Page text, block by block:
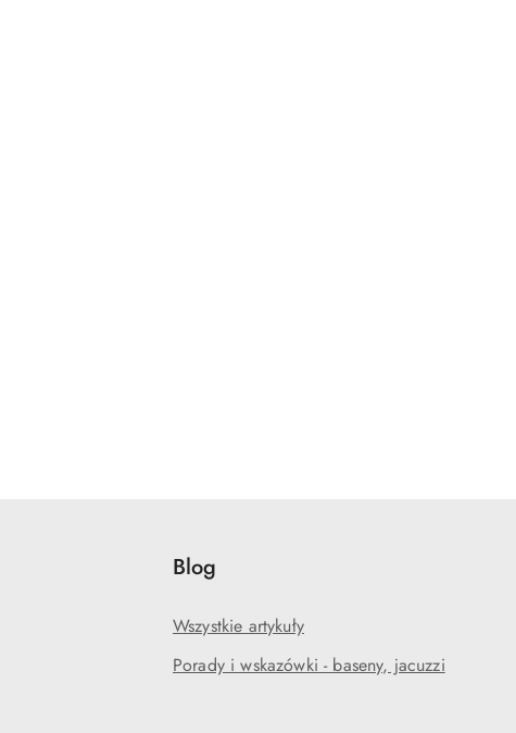
Blog
Wszystkie artykuły
Porady i wskazówki - baseny, jacuzzi